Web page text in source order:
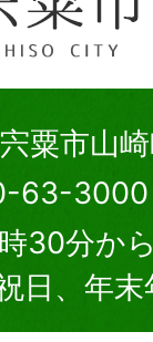
市山崎
63-3000
30分か
日、年